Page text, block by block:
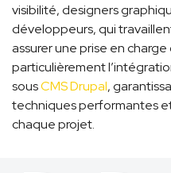
visibilité, designers
développeurs, qui
assurer une prise en
particulièrement
sousCMS Drupal,
techniques performantes
chaque projet.